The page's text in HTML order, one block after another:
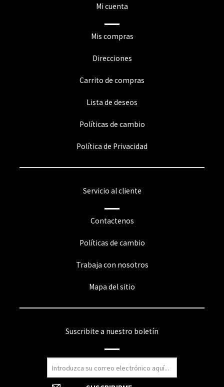
Mi cuenta
Mis compras
Direcciones
Carrito de compras
Lista de deseos
Políticas de cambio
Política de Privacidad
Servicio al cliente
Contactenos
Políticas de cambio
Trabaja con nosotros
Mapa del sitio
Suscribite a nuestro boletín